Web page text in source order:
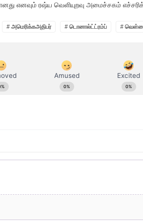
எனவும் ரஷ்ய வெளியுறவு அமைச்சகம்
# அமெரிக்கஅதிபர் # டொனால்ட்ட்ரம்ப் #